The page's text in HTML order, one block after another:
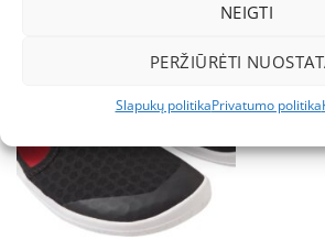
NEIGTI
PERŽIŪRĖTI
Slapukų politikaPrivatumo politika